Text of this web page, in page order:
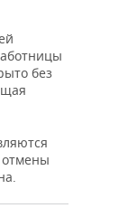
без
отмены